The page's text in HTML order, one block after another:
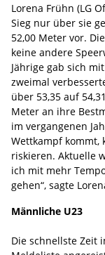
Lorena Frühn (LG
Sieg nur über sie
52,00 Meter vor.
keine andere
Jährige gab sich
zweimal
über 53,35 auf
Meter an ihre
im vergangenen
Wettkampf kommt,
riskieren. Aktuelle
ich mit mehr
gehen“, sagte
Männliche U23
Die schnellste Zeit